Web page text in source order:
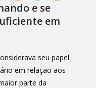
e se
em
seu papel
em relação aos
parte da